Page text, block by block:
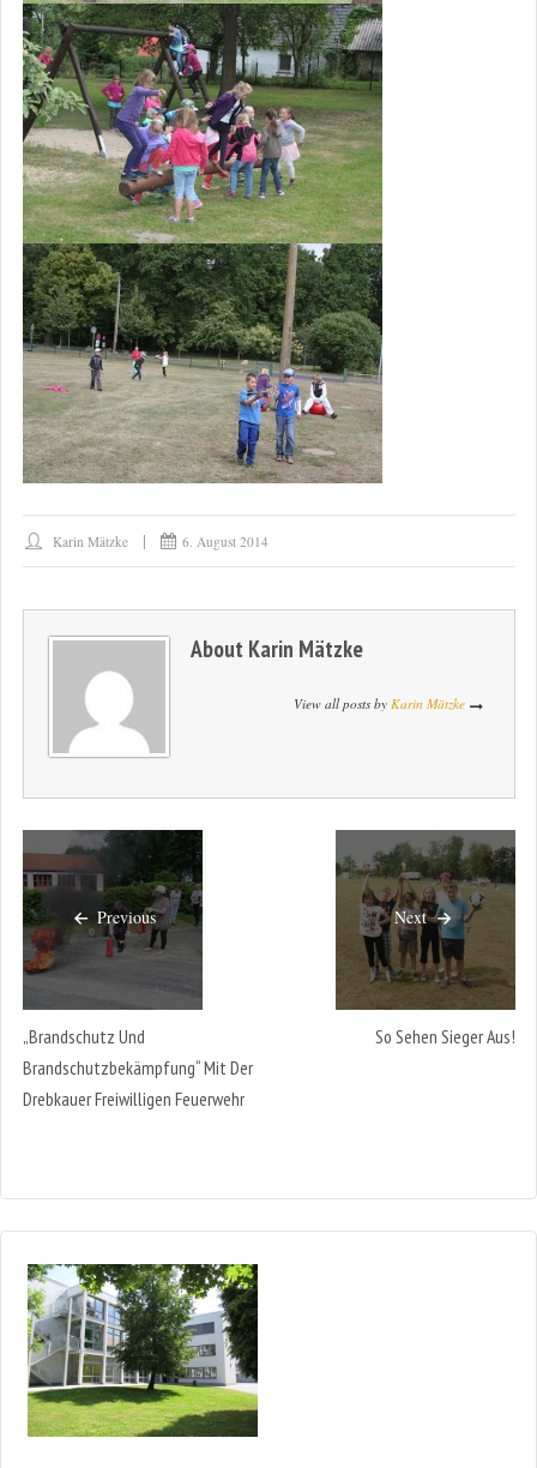
Karin Mätzke 6. August 2014
About Karin Mätzke
View all posts by Karin Mätzke
Previous
„Brandschutz Und
Brandschutzbekämpfung“ Mit Der
Drebkauer Freiwilligen Feuerwehr
Next
So Sehen Sieger Aus!